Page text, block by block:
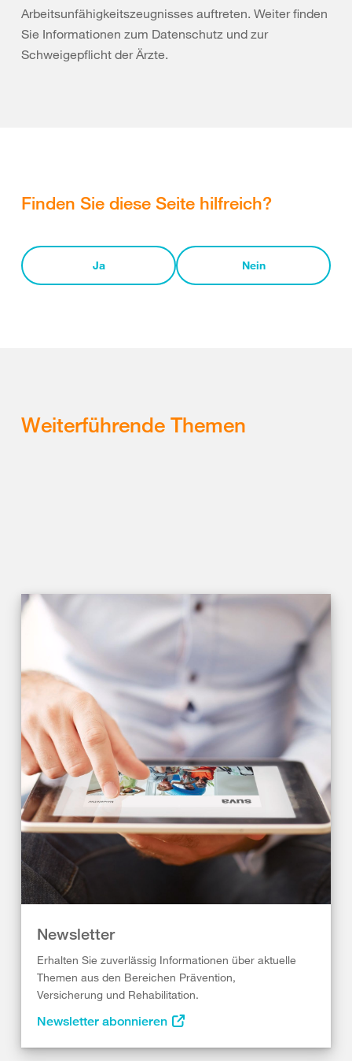
Arbeitsunfähigkeitszeugnisses auftreten. Weiter finden
Sie Informationen zum Datenschutz und zur
Schweigepflicht der Ärzte.
Finden Sie diese Seite hilfreich?
Ja Nein
Weiterführende Themen
Newsletter
Erhalten Sie zuverlässig Informationen über aktuelle
Themen aus den Bereichen Prävention,
Versicherung und Rehabilitation.
Newsletter abonnieren